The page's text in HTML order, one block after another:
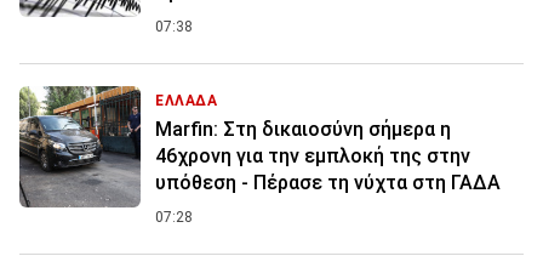
07:38
ΕΛΛΑΔΑ
Marfin: Στη δικαιοσύνη σήμερα η
46χρονη για την εμπλοκή της στην
υπόθεση - Πέρασε τη νύχτα στη ΓΑΔΑ
07:28